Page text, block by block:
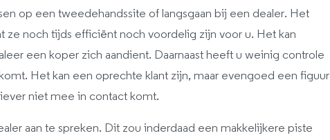
op een tweedehandssite of langsgaan bij een dealer. Het
ze noch tijds efficiënt noch voordelig zijn voor u. Het kan
een koper zich aandient. Daarnaast heeft u weinig controle
Het kan een oprechte klant zijn, maar evengoed een figuur
niet mee in contact komt.
aan te spreken. Dit zou inderdaad een makkelijkere piste